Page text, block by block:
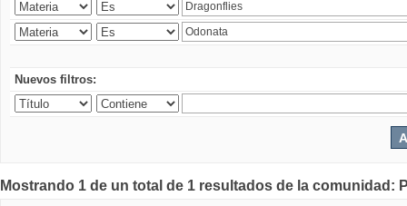
Nuevos filtros:
Mostrando 1 de un total de 1 resultados de la